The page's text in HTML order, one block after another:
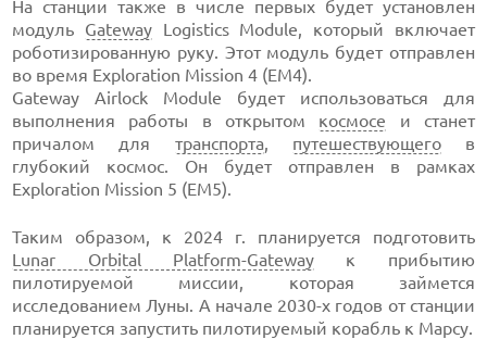
На станции также в числе первых будет установлен
модуль GatewayLogistics Module, который включает
роботизированную руку. Этот модуль будет отправлен
во время Exploration Mission 4 (EM4).
Gateway Airlock Module будет использоваться для
выполнения работы в открытом космосе и станет
причалом для транспорта, путешествующегов
глубокий космос. Он будет отправлен в рамках
Exploration Mission 5 (EM5).
Таким образом, к 2024 г. планируется подготовить
Lunar Orbital Platform-Gateway к прибытию
пилотируемой миссии, которая займется
исследованием Луны. А начале 2030-х годов от станции
планируется запустить пилотируемый корабль к Марсу.